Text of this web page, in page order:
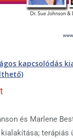
kapcsolódás
és Marlene
terápiás